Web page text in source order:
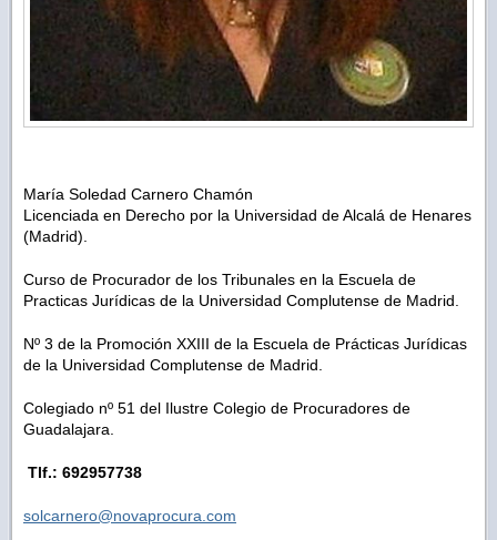
María Soledad Carnero Chamón
Licenciada en Derecho por la Universidad de Alcalá de Henares
(Madrid).
Curso de Procurador de los Tribunales en la Escuela de
Practicas Jurídicas de la Universidad Complutense de Madrid.
Nº 3 de la Promoción XXIII de la Escuela de Prácticas Jurídicas
de la Universidad Complutense de Madrid.
Colegiado nº 51 del Ilustre Colegio de Procuradores de
Guadalajara.
Tlf.: 692957738
solcarnero@novaprocura.com